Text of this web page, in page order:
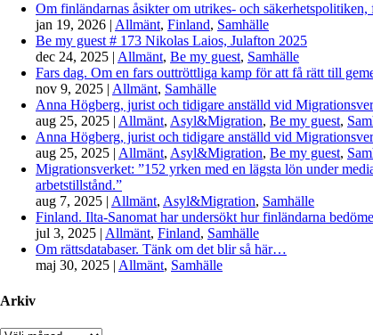
Om finländarnas åsikter om utrikes- och säkerhetspolitiken,
jan 19, 2026 | Allmänt, Finland, Samhälle
Be my guest # 173 Nikolas Laios, Julafton 2025
dec 24, 2025 | Allmänt, Be my guest, Samhälle
Fars dag. Om en fars outtröttliga kamp för att få rätt till
nov 9, 2025 | Allmänt, Samhälle
Anna Högberg, jurist och tidigare anställd vid
aug 25, 2025 | Allmänt, Asyl&Migration, Be my guest,
Anna Högberg, jurist och tidigare anställd vid
aug 25, 2025 | Allmänt, Asyl&Migration, Be my guest,
Migrationsverket: ”152 yrken med en lägsta lön under
arbetstillstånd.”
aug 7, 2025 | Allmänt, Asyl&Migration, Samhälle
Finland. Ilta-Sanomat har undersökt hur finländarna
jul 3, 2025 | Allmänt, Finland, Samhälle
Om rättsdatabaser. Tänk om det blir så här…
maj 30, 2025 | Allmänt, Samhälle
Arkiv